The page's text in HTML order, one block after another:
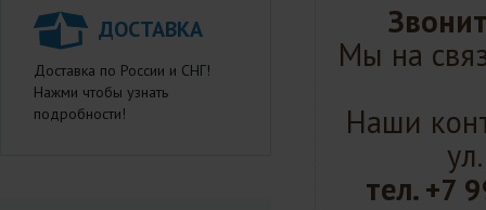
ДОСТАВКА
Доставка по России и СНГ!
Нажми чтобы узнать
подробности!
Мы на
Наши
тел.+7